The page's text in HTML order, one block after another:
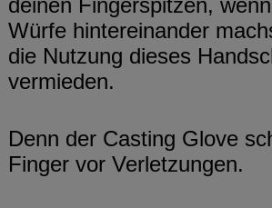
deinen Fingerspitzen,
Würfe hintereinander
die Nutzung dieses
vermieden.
Denn der Casting Glove
Finger vor Verletzungen.